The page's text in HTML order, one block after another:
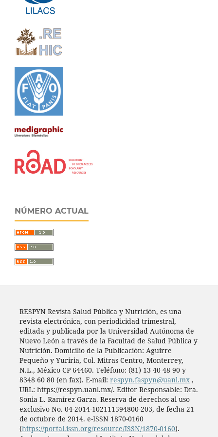
NÚMERO ACTUAL
RESPYN Revista Salud Pública y Nutrición, es una
revista electrónica, con periodicidad trimestral,
editada y publicada por la Universidad Autónoma de
Nuevo León a través de la Facultad de Salud Pública y
Nutrición. Domicilio de la Publicación: Aguirre
Pequeño y Yuriria, Col. Mitras Centro, Monterrey,
N.L., México CP 64460. Teléfono: (81) 13 40 48 90 y
8348 60 80 (en fax). E-mail: respyn.faspyn@uanl.mx,
URL: https://respyn.uanl.mx/. Editor Responsable: Dra.
Sonia L. Ramírez Garza. Reserva de derechos al uso
exclusivo No. 04-2014-102111594800-203, de fecha 21
de octubre de 2014. e-ISSN 1870-0160
(https://portal.issn.org/resource/ISSN/1870-0160).